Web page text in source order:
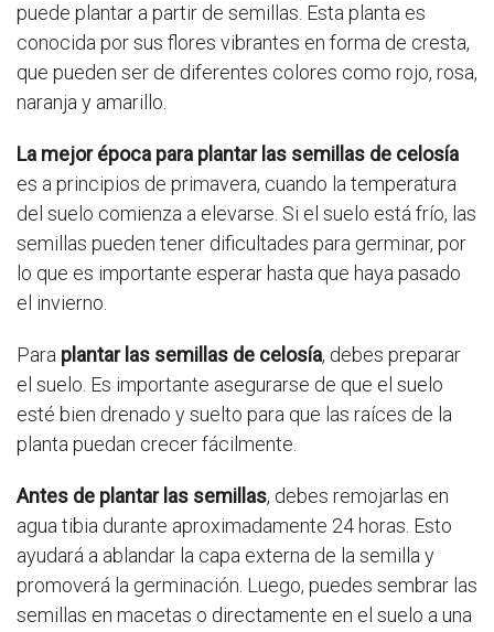
puede plantar a partir de semillas. Esta planta es
conocida por sus flores vibrantes en forma de cresta,
que pueden ser de diferentes colores como rojo, rosa,
naranja y amarillo.
La mejor época para plantar las semillas de celosía
es a principios de primavera, cuando la temperatura
del suelo comienza a elevarse. Si el suelo está frío, las
semillas pueden tener dificultades para germinar, por
lo que es importante esperar hasta que haya pasado
el invierno.
Para plantar las semillas de celosía, debes preparar
el suelo. Es importante asegurarse de que el suelo
esté bien drenado y suelto para que las raíces de la
planta puedan crecer fácilmente.
Antes de plantar las semillas, debes remojarlas en
agua tibia durante aproximadamente 24 horas. Esto
ayudará a ablandar la capa externa de la semilla y
promoverá la germinación. Luego, puedes sembrar las
semillas en macetas o directamente en el suelo a una